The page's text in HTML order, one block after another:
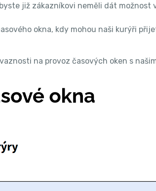
již zákazníkovi neměli dát možnost
okna, kdy mohou naši kurýři
na provoz časových oken s